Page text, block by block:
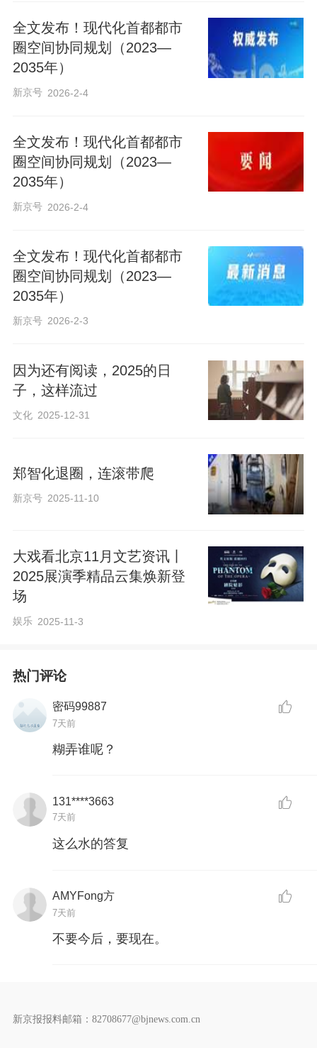
全文发布！现代化首都都市
圈空间协同规划（2023—
2035年）
新京号 2026-2-4
全文发布！现代化首都都市
圈空间协同规划（2023—
2035年）
新京号 2026-2-4
全文发布！现代化首都都市
圈空间协同规划（2023—
2035年）
新京号 2026-2-3
因为还有阅读，2025的日
子，这样流过
文化 2025-12-31
郑智化退圈，连滚带爬
新京号 2025-11-10
大戏看北京11月文艺资讯丨
2025展演季精品云集焕新登
场
娱乐 2025-11-3
热门评论
密码99887
7天前
糊弄谁呢？
131****3663
7天前
这么水的答复
AMYFong方
7天前
不要今后，要现在。
新京报报料邮箱：82708677@bjnews.com.cn